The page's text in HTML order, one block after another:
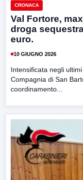
CRONACA
Val Fortore,
droga
euro.
10 GIUGNO 2026
Intensificata negli
Compagnia di San
coordinamento...